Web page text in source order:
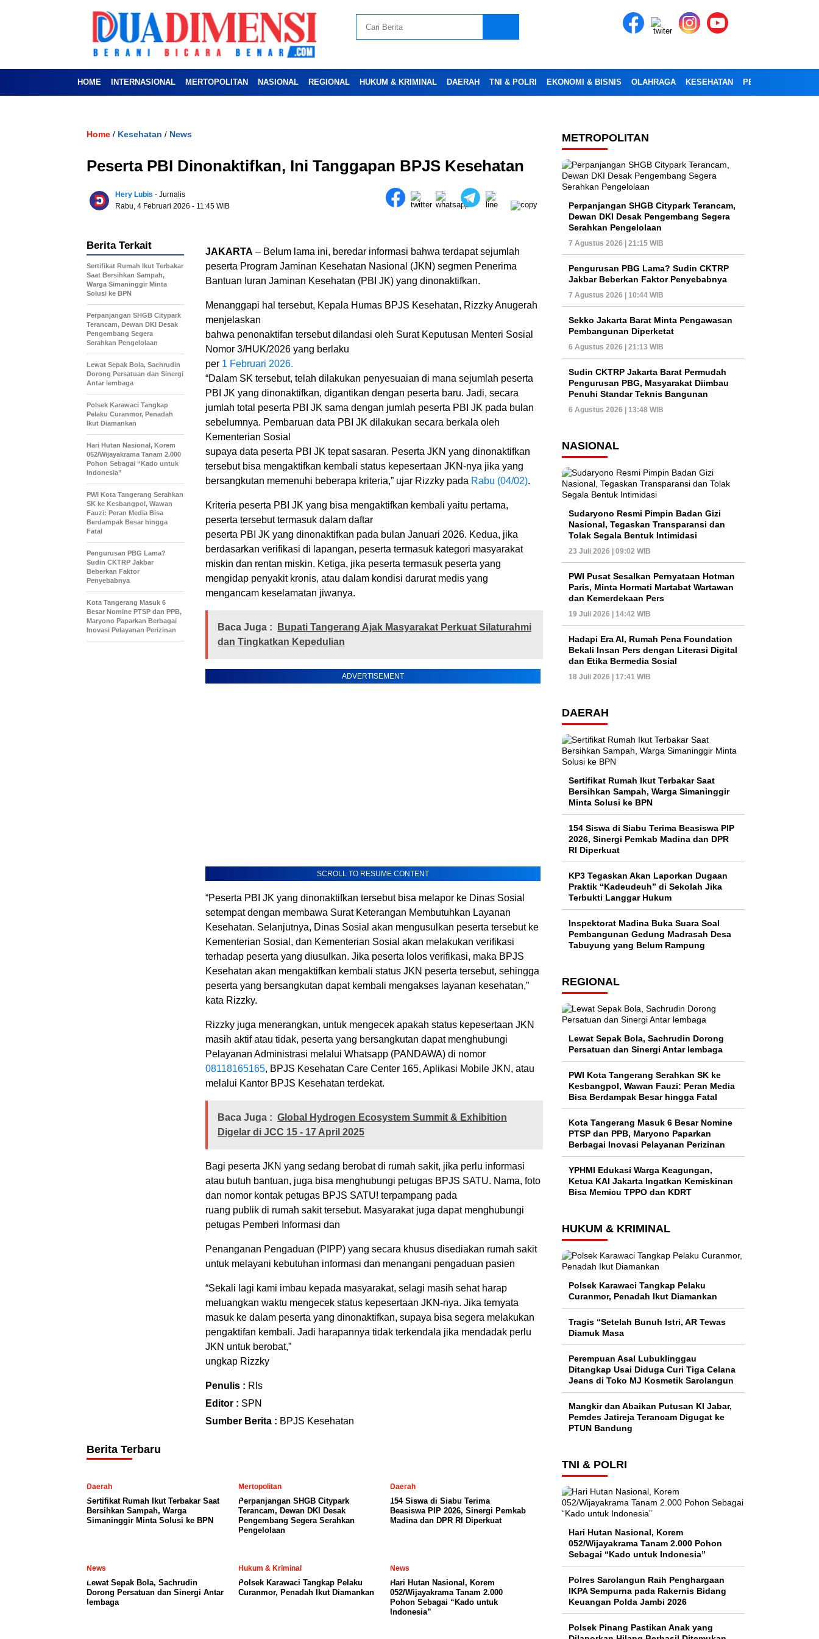
HOME INTERNASIONAL MERTOPOLITAN NASIONAL REGIONAL HUKUM & KRIMINAL DAERAH TNI & POLRI EKONOMI & BISNIS OLAHRAGA KESEHATAN PENDIDIKAN
Home / Kesehatan / News
Peserta PBI Dinonaktifkan, Ini Tanggapan BPJS Kesehatan
Hery Lubis - Jurnalis
Rabu, 4 Februari 2026 - 11:45 WIB
JAKARTA – Belum lama ini, beredar informasi bahwa terdapat sejumlah
peserta Program Jaminan Kesehatan Nasional (JKN) segmen Penerima
Bantuan Iuran Jaminan Kesehatan (PBI JK) yang dinonaktifkan.
Menanggapi hal tersebut, Kepala Humas BPJS Kesehatan, Rizzky Anugerah
menjelaskan
bahwa penonaktifan tersebut dilandasi oleh Surat Keputusan Menteri Sosial
Nomor 3/HUK/2026 yang berlaku
per 1 Februari 2026.
“Dalam SK tersebut, telah dilakukan penyesuaian di mana sejumlah peserta
PBI JK yang dinonaktifkan, digantikan dengan peserta baru. Jadi, secara
jumlah total peserta PBI JK sama dengan jumlah peserta PBI JK pada bulan
sebelumnya. Pembaruan data PBI JK dilakukan secara berkala oleh
Kementerian Sosial
supaya data peserta PBI JK tepat sasaran. Peserta JKN yang dinonaktifkan
tersebut bisa mengaktifkan kembali status kepesertaan JKN-nya jika yang
bersangkutan memenuhi beberapa kriteria,” ujar Rizzky pada Rabu (04/02).
Kriteria peserta PBI JK yang bisa mengaktifkan kembali yaitu pertama,
peserta tersebut termasuk dalam daftar
peserta PBI JK yang dinonaktifkan pada bulan Januari 2026. Kedua, jika
berdasarkan verifikasi di lapangan, peserta termasuk kategori masyarakat
miskin dan rentan miskin. Ketiga, jika peserta termasuk peserta yang
mengidap penyakit kronis, atau dalam kondisi darurat medis yang
mengancam keselamatan jiwanya.
Baca Juga :
Bupati Tangerang Ajak Masyarakat Perkuat Silaturahmi
dan Tingkatkan Kepedulian
ADVERTISEMENT
SCROLL TO RESUME CONTENT
“Peserta PBI JK yang dinonaktifkan tersebut bisa melapor ke Dinas Sosial
setempat dengan membawa Surat Keterangan Membutuhkan Layanan
Kesehatan. Selanjutnya, Dinas Sosial akan mengusulkan peserta tersebut ke
Kementerian Sosial, dan Kementerian Sosial akan melakukan verifikasi
terhadap peserta yang diusulkan. Jika peserta lolos verifikasi, maka BPJS
Kesehatan akan mengaktifkan kembali status JKN peserta tersebut, sehingga
peserta yang bersangkutan dapat kembali mengakses layanan kesehatan,”
kata Rizzky.
Rizzky juga menerangkan, untuk mengecek apakah status kepesertaan JKN
masih aktif atau tidak, peserta yang bersangkutan dapat menghubungi
Pelayanan Administrasi melalui Whatsapp (PANDAWA) di nomor
08118165165, BPJS Kesehatan Care Center 165, Aplikasi Mobile JKN, atau
melalui Kantor BPJS Kesehatan terdekat.
Baca Juga : Global Hydrogen Ecosystem Summit & Exhibition
Digelar di JCC 15 - 17 April 2025
Bagi peserta JKN yang sedang berobat di rumah sakit, jika perlu informasi
atau butuh bantuan, juga bisa menghubungi petugas BPJS SATU. Nama, foto
dan nomor kontak petugas BPJS SATU! terpampang pada
ruang publik di rumah sakit tersebut. Masyarakat juga dapat menghubungi
petugas Pemberi Informasi dan
Penanganan Pengaduan (PIPP) yang secara khusus disediakan rumah sakit
untuk melayani kebutuhan informasi dan menangani pengaduan pasien
“Sekali lagi kami imbau kepada masyarakat, selagi masih sehat harap
meluangkan waktu mengecek status kepesertaan JKN-nya. Jika ternyata
masuk ke dalam peserta yang dinonaktifkan, supaya bisa segera melakukan
pengaktifan kembali. Jadi harapannya tidak terkendala jika mendadak perlu
JKN untuk berobat,”
ungkap Rizzky
Penulis : Rls
Editor : SPN
Sumber Berita : BPJS Kesehatan
Berita Terkait
Sertifikat Rumah Ikut Terbakar
Saat Bersihkan Sampah,
Warga Simaninggir Minta
Solusi ke BPN
Perpanjangan SHGB Citypark
Terancam, Dewan DKI Desak
Pengembang Segera
Serahkan Pengelolaan
Lewat Sepak Bola, Sachrudin
Dorong Persatuan dan Sinergi
Antar lembaga
Polsek Karawaci Tangkap
Pelaku Curanmor, Penadah
Ikut Diamankan
Hari Hutan Nasional, Korem
052/Wijayakrama Tanam 2.000
Pohon Sebagai “Kado untuk
Indonesia”
PWI Kota Tangerang Serahkan
SK ke Kesbangpol, Wawan
Fauzi: Peran Media Bisa
Berdampak Besar hingga
Fatal
Pengurusan PBG Lama?
Sudin CKTRP Jakbar
Beberkan Faktor
Penyebabnya
Kota Tangerang Masuk 6
Besar Nomine PTSP dan PPB,
Maryono Paparkan Berbagai
Inovasi Pelayanan Perizinan
Berita Terbaru
Daerah
Sertifikat Rumah Ikut Terbakar Saat
Bersihkan Sampah, Warga
Simaninggir Minta Solusi ke BPN
Mertopolitan
Perpanjangan SHGB Citypark
Terancam, Dewan DKI Desak
Pengembang Segera Serahkan
Pengelolaan
Daerah
154 Siswa di Siabu Terima
Beasiswa PIP 2026, Sinergi Pemkab
Madina dan DPR RI Diperkuat
News
Lewat Sepak Bola, Sachrudin
Dorong Persatuan dan Sinergi Antar
lembaga
Hukum & Kriminal
Polsek Karawaci Tangkap Pelaku
Curanmor, Penadah Ikut Diamankan
News
Hari Hutan Nasional, Korem
052/Wijayakrama Tanam 2.000
Pohon Sebagai “Kado untuk
Indonesia”
METROPOLITAN
Perpanjangan SHGB Citypark Terancam,
Dewan DKI Desak Pengembang Segera
Serahkan Pengelolaan
7 Agustus 2026 | 21:15 WIB
Pengurusan PBG Lama? Sudin CKTRP
Jakbar Beberkan Faktor Penyebabnya
7 Agustus 2026 | 10:44 WIB
Sekko Jakarta Barat Minta Pengawasan
Pembangunan Diperketat
6 Agustus 2026 | 21:13 WIB
Sudin CKTRP Jakarta Barat Permudah
Pengurusan PBG, Masyarakat Diimbau
Penuhi Standar Teknis Bangunan
6 Agustus 2026 | 13:48 WIB
NASIONAL
Sudaryono Resmi Pimpin Badan Gizi
Nasional, Tegaskan Transparansi dan
Tolak Segala Bentuk Intimidasi
23 Juli 2026 | 09:02 WIB
PWI Pusat Sesalkan Pernyataan Hotman
Paris, Minta Hormati Martabat Wartawan
dan Kemerdekaan Pers
19 Juli 2026 | 14:42 WIB
Hadapi Era AI, Rumah Pena Foundation
Bekali Insan Pers dengan Literasi Digital
dan Etika Bermedia Sosial
18 Juli 2026 | 17:41 WIB
DAERAH
Sertifikat Rumah Ikut Terbakar Saat
Bersihkan Sampah, Warga Simaninggir
Minta Solusi ke BPN
154 Siswa di Siabu Terima Beasiswa PIP
2026, Sinergi Pemkab Madina dan DPR
RI Diperkuat
KP3 Tegaskan Akan Laporkan Dugaan
Praktik “Kadeudeuh” di Sekolah Jika
Terbukti Langgar Hukum
Inspektorat Madina Buka Suara Soal
Pembangunan Gedung Madrasah Desa
Tabuyung yang Belum Rampung
REGIONAL
Lewat Sepak Bola, Sachrudin Dorong
Persatuan dan Sinergi Antar lembaga
PWI Kota Tangerang Serahkan SK ke
Kesbangpol, Wawan Fauzi: Peran Media
Bisa Berdampak Besar hingga Fatal
Kota Tangerang Masuk 6 Besar Nomine
PTSP dan PPB, Maryono Paparkan
Berbagai Inovasi Pelayanan Perizinan
YPHMI Edukasi Warga Keagungan,
Ketua KAI Jakarta Ingatkan Kemiskinan
Bisa Memicu TPPO dan KDRT
HUKUM & KRIMINAL
Polsek Karawaci Tangkap Pelaku
Curanmor, Penadah Ikut Diamankan
Tragis “Setelah Bunuh Istri, AR Tewas
Diamuk Masa
Perempuan Asal Lubuklinggau
Ditangkap Usai Diduga Curi Tiga Celana
Jeans di Toko MJ Kosmetik Sarolangun
Mangkir dan Abaikan Putusan KI Jabar,
Pemdes Jatireja Terancam Digugat ke
PTUN Bandung
TNI & POLRI
Hari Hutan Nasional, Korem
052/Wijayakrama Tanam 2.000 Pohon
Sebagai “Kado untuk Indonesia”
Polres Sarolangun Raih Penghargaan
IKPA Sempurna pada Rakernis Bidang
Keuangan Polda Jambi 2026
Polsek Pinang Pastikan Anak yang